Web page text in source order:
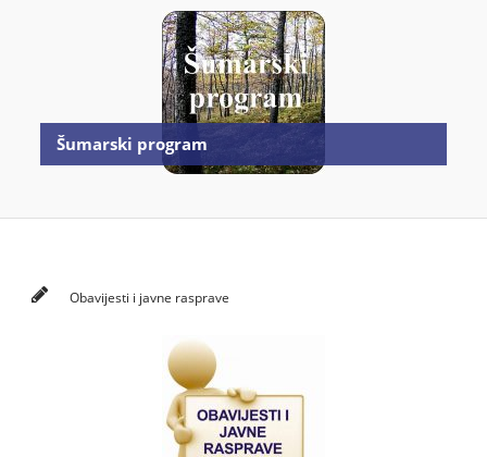
Šumarski program
Obavijesti i javne rasprave